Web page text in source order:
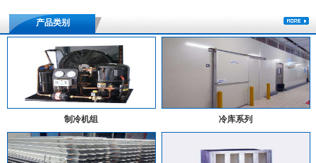
产品类别
制冷机组 冷库系列